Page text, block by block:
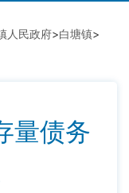
人民政府>白塘镇>
量债务